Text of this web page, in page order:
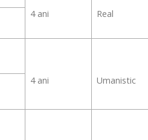
4 ani
Real
4 ani Umanistic